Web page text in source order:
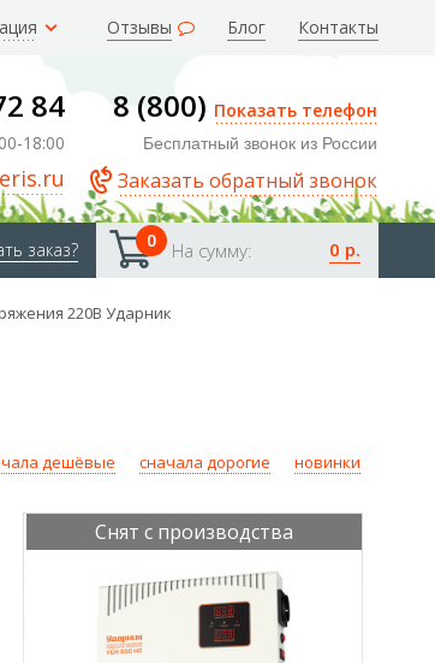
Отзывы Блог Контакты
84
18:00
8 (800) Показать телефон
Бесплатный звонок из России
Заказать обратный звонок
0 На сумму: 0 р.
заказ?
220В Ударник
дешёвые сначала дорогие новинки
Снят с производства